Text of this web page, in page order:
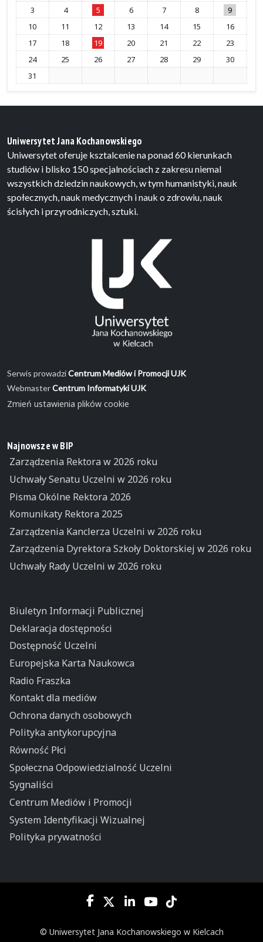
3
4 5 6 7 8
9
10
11 12 13 14 15
16
17
18 19 20 21 22
23
24
25 26 27 28 29
30
31
Uniwersytet Jana Kochanowskiego
Uniwersytet oferuje ksztalcenie na ponad 60 kierunkach
studiów i blisko 150 specjalnościach z zakresu niemal
wszystkich dziedzin naukowych, w tym humanistyki, nauk
społecznych, nauk medycznych i nauk o zdrowiu, nauk
ścisłych i przyrodniczych, sztuki.
Serwis prowadziCentrum Mediów i Promocji UJK
WebmasterCentrum Informatyki UJK
Zmień ustawienia plików cookie
Najnowsze w BIP
Zarządzenia Rektora w 2026 roku
Uchwały Senatu Uczelni w 2026 roku
Pisma Okólne Rektora 2026
Komunikaty Rektora 2025
Zarządzenia Kanclerza Uczelni w 2026 roku
Zarządzenia Dyrektora Szkoły Doktorskiej w 2026 roku
Uchwały Rady Uczelni w 2026 roku
Biuletyn Informacji Publicznej
Deklaracja dostępności
Dostępność Uczelni
Europejska Karta Naukowca
Radio Fraszka
Kontakt dla mediów
Ochrona danych osobowych
Polityka antykorupcyjna
Równość Płci
Społeczna Odpowiedzialność Uczelni
Sygnaliści
Centrum Mediów i Promocji
System Identyfikacji Wizualnej
Polityka prywatności
© Uniwersytet Jana Kochanowskiego w Kielcach